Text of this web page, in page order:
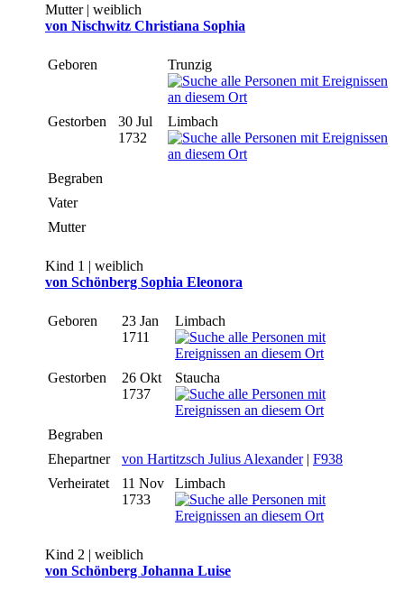
Mutter | weiblich
von Nischwitz Christiana Sophia
Geboren Trunzig
Gestorben
30 Jul
1732
Limbach
Begraben
Vater
Mutter
Kind 1 | weiblich
von Schönberg Sophia Eleonora
Geboren
23 Jan
1711
Limbach
Gestorben
26 Okt
1737
Staucha
Begraben
Ehepartner
von Hartitzsch Julius Alexander| F938
Verheiratet
11 Nov
1733
Limbach
Kind 2 | weiblich
von Schönberg Johanna Luise